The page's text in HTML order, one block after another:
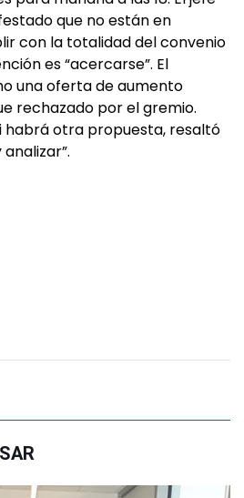
que no están en
con la totalidad del convenio
es “acercarse”. El
una oferta de aumento
rechazado por el gremio.
habrá otra propuesta, resaltó